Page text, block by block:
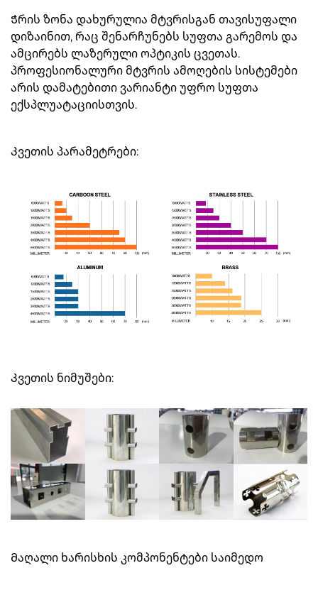
Ჭრის ზონა დახურულია მტვრისგან თავისუფალი
დიზაინით, რაც შენარჩუნებს სუფთა გარემოს და
ამცირებს ლაზერული ოპტიკის ცვეთას.
პროფესიონალური მტვრის ამოღების სისტემები
არის დამატებითი ვარიანტი უფრო სუფთა
ექსპლუატაციისთვის.
Კვეთის პარამეტრები:
Კვეთის ნიმუშები:
Მაღალი ხარისხის კომპონენტები საიმედო